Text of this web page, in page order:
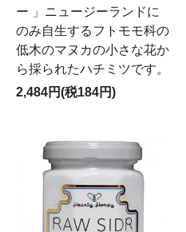
ー 」ニュージーランドに
のみ自生するフトモモ科の
低木のマヌカの小さな花か
ら採られたハチミツです。
2,484円(税184円)